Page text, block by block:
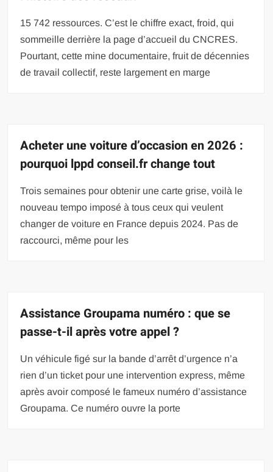
15 742 ressources. C’est le chiffre exact, froid, qui
sommeille derrière la page d’accueil du CNCRES.
Pourtant, cette mine documentaire, fruit de décennies
de travail collectif, reste largement en marge
Acheter une voiture d’occasion en 2026 :
pourquoi lppd conseil.fr change tout
Trois semaines pour obtenir une carte grise, voilà le
nouveau tempo imposé à tous ceux qui veulent
changer de voiture en France depuis 2024. Pas de
raccourci, même pour les
Assistance Groupama numéro : que se
passe-t-il après votre appel ?
Un véhicule figé sur la bande d’arrêt d’urgence n’a
rien d’un ticket pour une intervention express, même
après avoir composé le fameux numéro d’assistance
Groupama. Ce numéro ouvre la porte